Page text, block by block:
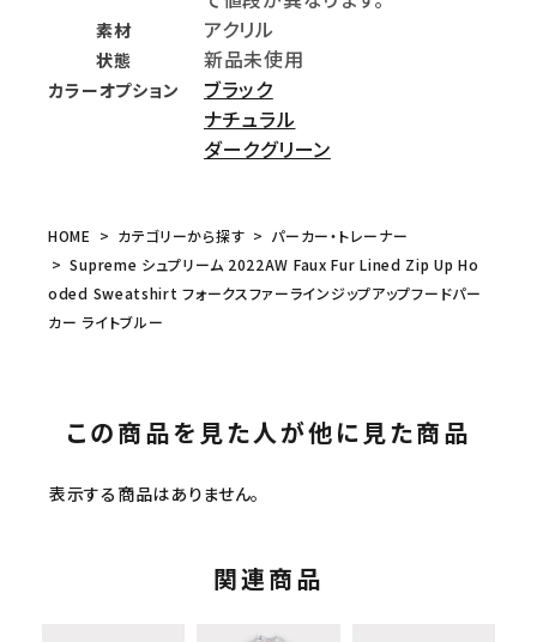
素材 アクリル
状態 新品未使用
カラーオプション
ブラック
ナチュラル
ダークグリーン
HOME カテゴリーから探す
パーカー・トレーナー
Supreme シュプリーム 2022AW Faux Fur Lined Zip Up Ho
oded Sweatshirt フォークスファーラインジップアップフードパー
カー ライトブルー
この商品を見た人が他に見た商品
表示する商品はありません。
関連商品